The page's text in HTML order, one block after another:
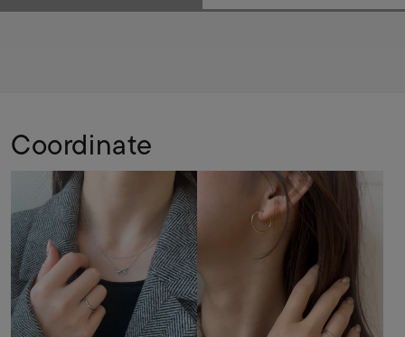
Coordinate